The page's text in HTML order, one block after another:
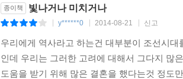
종이책 빛나거나 미치거나
y******0 2014-08-21 신고
우리에게 역사라고 하는건 대부분이 조선시
인데 우리는 그러한 고려에 대해서 그다지 많
도움을 받기 위해 많은 결혼을 했다는것 정도